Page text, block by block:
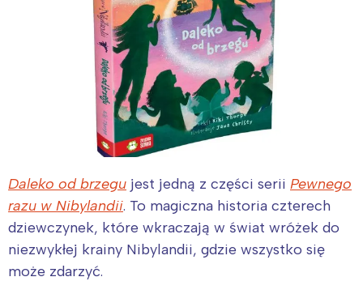
Daleko od brzegu jest jedną z części serii Pewnego
razu w Nibylandii. To magiczna historia czterech
dziewczynek, które wkraczają w świat wróżek do
niezwykłej krainy Nibylandii, gdzie wszystko się
może zdarzyć.